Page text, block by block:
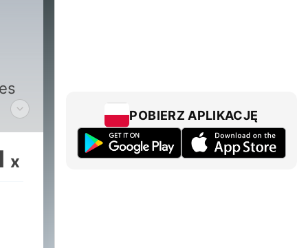
x
POBIERZ APLIKACJĘ